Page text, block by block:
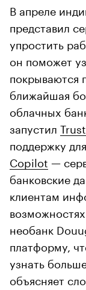
В апреле
представил
упростить
он поможет
покрываются
ближайшая
облачных
запустил
поддержку
Copilot —
банковские
клиентам
необанк
платформу,
узнать
объясняет